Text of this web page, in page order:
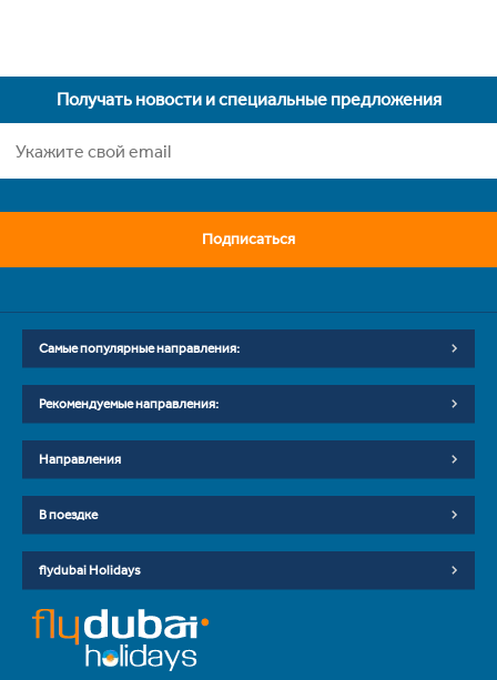
Получать новости и специальные предложения
Подписаться
Самые популярные направления:
Рекомендуемые направления:
Направления
В поездке
flydubai Holidays